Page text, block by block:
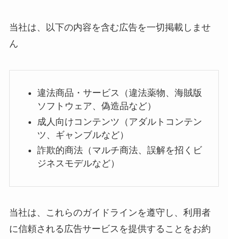
当社は、以下の内容を含む広告を一切掲載しませ
ん
違法商品・サービス（違法薬物、海賊版
ソフトウェア、偽造品など）
成人向けコンテンツ（アダルトコンテン
ツ、ギャンブルなど）
詐欺的商法（マルチ商法、誤解を招くビ
ジネスモデルなど）
当社は、これらのガイドラインを遵守し、利用者
に信頼される広告サービスを提供することをお約